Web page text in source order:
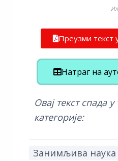
Преузми
Натраг на
Овај текст спада у
категорије:
Занимљива наука